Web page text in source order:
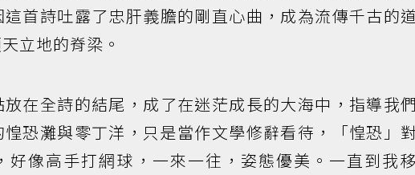
首詩吐露了忠肝義膽的剛直心曲，成為流傳千古的
立地的脊梁。
在全詩的結尾，成了在迷茫成長的大海中，指導我
恐灘與零丁洋，只是當作文學修辭看待，「惶恐」
好像高手打網球，一來一往，姿態優美。一直到我